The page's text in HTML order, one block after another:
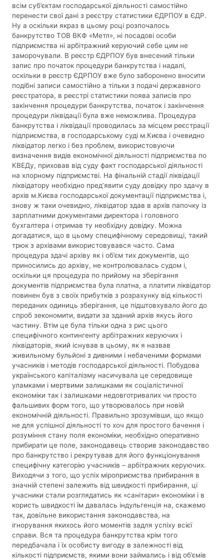
всім суб’єктам господарської діяльності самостійно
перенести свої дані з реєстру статистики ЄДРПОУ в ЄДР.
Ну а оскільки якраз в цьому році розпочалось
банкрутство ТОВ ВКФ «Метл», ні посадові особи
підприємства ні арбітражний керуючий себе цим не
заморочували. В реєстр ЄДРПОУ був внесений тільки
запис про початок процедури банкрутства і надалі,
оскільки в реєстр ЄДРПОУ вже було заборонено вносити
подібні записи самостійно а тільки з подачі державного
реєстратора, в реєстрі статистики поява записів про
закінчення процедури банкрутства, початок і закінчення
процедури ліквідації була вже неможлива. Процедура
банкрутства і ліквідації проводилась за місцем реєстрації
підприємства, в господарському суді м.Києва і очевидно
ліквідатор легко і без проблем, використовуючи
визначення видів економічної діяльності підприємства по
КВЕДу, приховав від суду факт господарської діяльності
на хлорному підприємстві. На фінальній стадії ліквідації
ліквідатору необхідно пред’явити суду довідку про здачу в
архів м.Києва господарської документації підприємства і,
знову ж таки очевидно, ліквідатор здав в архів папочку із
зарплатними документами директора і головного
бухгалтера і отримав ту необхідну довідку. Можна
догадатися, що в цьому специфічному середовищі, такий
трюк з архівами використовувався часто. Сама
процедура здачі архіву як і об’єм тих документів, що
приносились до архіву, не контролювалась судом і,
оскільки ця процедура по прийому на зберігання
документів підприємства була платна, а платити ліквідатор
повинен був з своїх прибутків з розрахунку від кількості
переданих одиниць зберігання, це підштовхувало його до
спроб зекономити, видати за зданий архів якусь його
частину. Втім це була тільки одна з рис цього
специфічного контингенту арбітражних керуючих і
ліквідаторів, який існував в цьому, як я назвав
живильному бульйоні з дивними і небаченими формами
учасників і методів господарської діяльності. Побудова
українського капіталізму насичувала це середовище
уламками і мертвими залишками як соціалістичної
економіки так і залишками недовготривалих чи просто
фальшивих форм того, що утворювалось при новій
економічній діяльності. Правильно зрозумівши, що якщо
не для успішної діяльності то хоч для простого бачення і
розуміння стану поля економіки, необхідно оперативно
прибирати це поле, законодавець створив законодавство
про банкрутство і рекрутував для його функціонування
специфічну категорію учасників – арбітражних керуючих.
Виходячи з того, що успіх міроприємства прибирання в
значній степені залежить від швидкості прибирання, ці
учасники стали розглядатись як «санітари» економіки і в
користь швидкості їм давалась індульгенція на, скажемо
так, довільне використання законодавства, на
ігнорування якихось його моментів задля успіху всієї
справи. Вся та процедура банкрутства крім того
передбачала і їх особисту вигоду в залежності від
кількості підприємств, якими вони займались і від об’ємів